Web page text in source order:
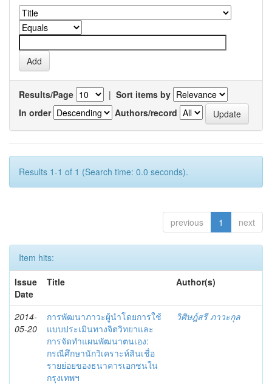
Results/Page | Sort items by
In order
Authors/record
Results 1-1 of 1 (Search time: 0.0 seconds).
previous 1 next
Item hits:
Issue
Date
Title Author(s)
2014-
05-20
การพัฒนาภาวะผู้นำโดยการใช้
แบบประเมินทางจิตวิทยาและ
การจัดทำแผนพัฒนาตนเอง:
กรณีศึกษานักวิเคราะห์สินเชื่อ
รายย่อยของธนาคารเอกชนใน
กรุงเทพฯ
วิศิษฎ์สรี ภาวะกุล